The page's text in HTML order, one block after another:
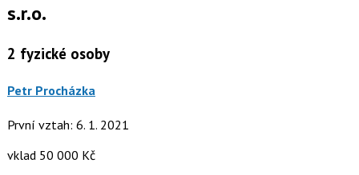
s.r.o.
2 fyzické osoby
Petr Procházka
První vztah: 6. 1. 2021
vklad 50 000 Kč